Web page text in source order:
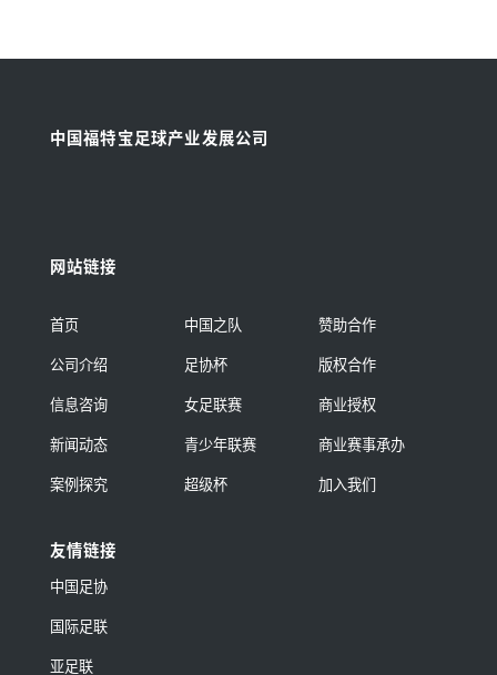
中国福特宝足球产业发展公司
网站链接
首页 中国之队 赞助合作
公司介绍 足协杯 版权合作
信息咨询 女足联赛 商业授权
新闻动态 青少年联赛 商业赛事承办
案例探究 超级杯 加入我们
友情链接
中国足协
国际足联
亚足联